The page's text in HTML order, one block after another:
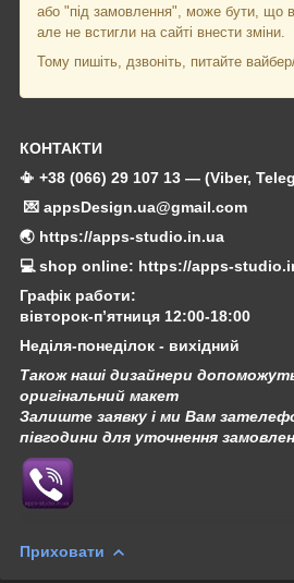
або "під замовлення", може бути, що
але не встигли на сайті внести зміни.
Тому пишіть, дзвоніть, питайте
КОНТАКТИ
📳 +38 (066) 29 107 13 — (Viber,
💌 appsDesign.ua@gmail.com
🌏 https://apps-studio.in.ua
💻 shop online: https://apps-
Графік работи:
вівторок-п’ятниця 12:00-18:00
Неділя-понеділок - вихідний
Також наші дизайнери
оригінальний макет
Залиште заявку і ми Вам
півгодини для уточнення
Приховати